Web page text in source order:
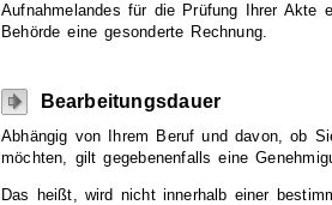
Aufnahmelandes für die Prüfung Ihrer Akte
Behörde eine gesonderte Rechnung.
Bearbeitungsdauer
Abhängig von Ihrem Beruf und davon, ob
möchten, gilt gegebenenfalls eine
Das heißt, wird nicht innerhalb einer